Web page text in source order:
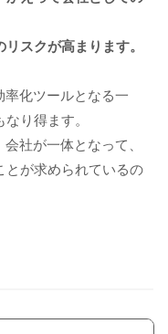
スクが高まります。
化ツールとなる一
り得ます。
社が一体となって、
とが求められているの